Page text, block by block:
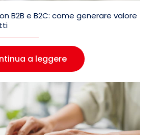
B2B e B2C: come generare valore
a leggere